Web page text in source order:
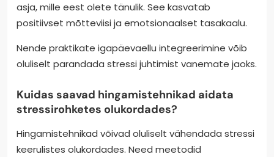
asja, mille eest olete tänulik. See kasvatab
positiivset mõtteviisi ja emotsionaalset tasakaalu.
Nende praktikate igapäevaellu integreerimine võib
oluliselt parandada stressi juhtimist vanemate jaoks.
Kuidas saavad hingamistehnikad aidata
stressirohketes olukordades?
Hingamistehnikad võivad oluliselt vähendada stressi
keerulistes olukordades. Need meetodid